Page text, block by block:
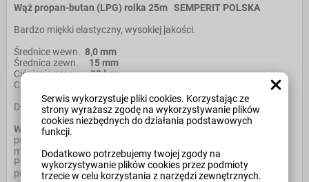
Serwis wykorzystuje pliki cookies. Korzystając ze
strony wyrażasz zgodę na wykorzystywanie plików
cookies niezbędnych do działania podstawowych
funkcji.
Dodatkowo potrzebujemy twojej zgody na
wykorzystywanie plików cookies przez podmioty
trzecie w celu korzystania z narzędzi zewnętrznych.
Wąż propan-butan (LPG) rolka 25m SEMPERIT POLSKA
Bardzo miękki elastyczny, wysokiej jakości.
Średnice wewn. 8,0 mm
Średnica zewn. 15 mm
Ciśnienie pracy20 bar
Ciśnienie rozrywające
Długość rolki25m
Wąż pomarańczowy - Elastyczny wąż przeznaczony do
przepływu ciekłego propanu-butanu (LPG), mieszanki
metyloacetylenu i propandienu (MPS) oraz gazu ziemnego.
Przeznaczony m.in. do spawania i cięcia płomieniowego oraz
procesów pokrewnych.